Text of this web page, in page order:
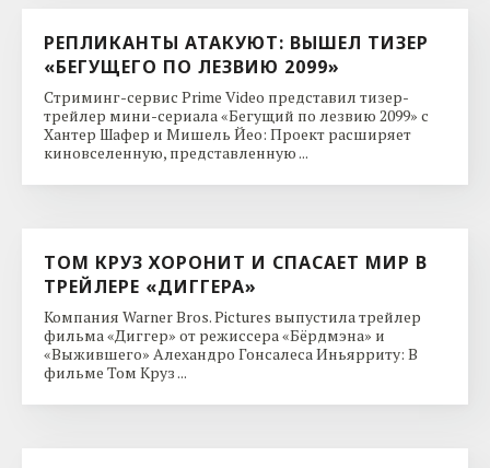
РЕПЛИКАНТЫ АТАКУЮТ: ВЫШЕЛ ТИЗЕР
«БЕГУЩЕГО ПО ЛЕЗВИЮ 2099»
Стриминг-сервис Prime Video представил тизер-
трейлер мини-сериала «Бегущий по лезвию 2099» с
Хантер Шафер и Мишель Йео: Проект расширяет
киновселенную, представленную ...
ТОМ КРУЗ ХОРОНИТ И СПАСАЕТ МИР В
ТРЕЙЛЕРЕ «ДИГГЕРА»
Компания Warner Bros. Pictures выпустила трейлер
фильма «Диггер» от режиссера «Бёрдмэна» и
«Выжившего» Алехандро Гонсалеса Иньярриту: В
фильме Том Круз ...